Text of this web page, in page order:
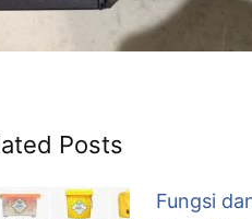
Posts
Fungsi